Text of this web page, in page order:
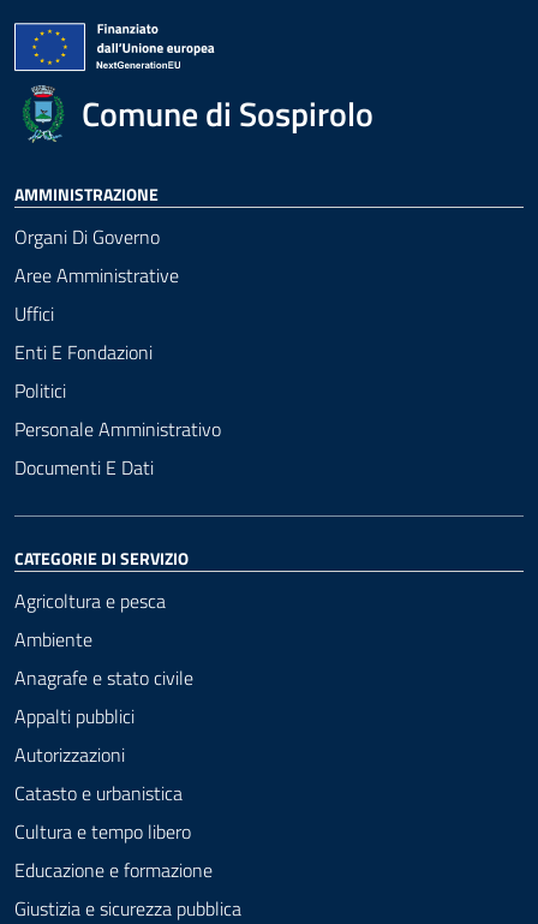
Comune di Sospirolo
AMMINISTRAZIONE
Organi Di Governo
Aree Amministrative
Uffici
Enti E Fondazioni
Politici
Personale Amministrativo
Documenti E Dati
CATEGORIE DI SERVIZIO
Agricoltura e pesca
Ambiente
Anagrafe e stato civile
Appalti pubblici
Autorizzazioni
Catasto e urbanistica
Cultura e tempo libero
Educazione e formazione
Giustizia e sicurezza pubblica